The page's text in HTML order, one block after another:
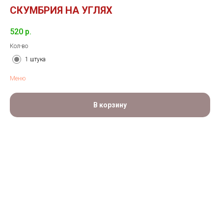
СКУМБРИЯ НА УГЛЯХ
520 р.
Кол-во
1 штука
Меню
В корзину